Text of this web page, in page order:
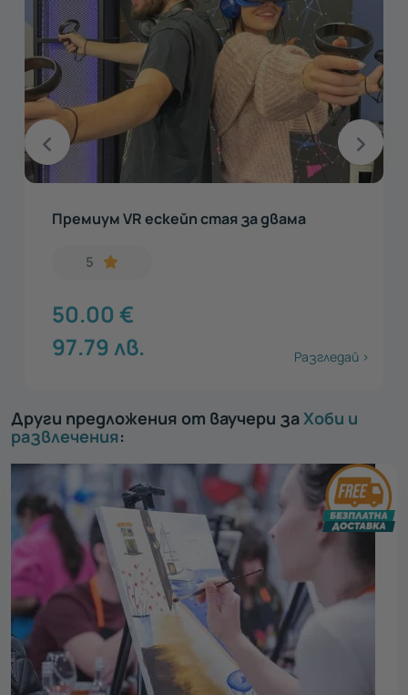
Премиум VR ескейп стая за двама
50.00 €
97.79 лв.
5
Разгледай >
Други предложения от ваучери заХоби и
развлечения: